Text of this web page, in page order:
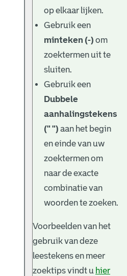
op elkaar lijken.
Gebruik een
minteken (-) om
zoektermen uit te
sluiten.
Gebruik een
Dubbele
aanhalingstekens
(" ") aan het begin
en einde van uw
zoektermen om
naar de exacte
combinatie van
woorden te zoeken.
Voorbeelden van het
gebruik van deze
leestekens en meer
zoektips vindt u hier